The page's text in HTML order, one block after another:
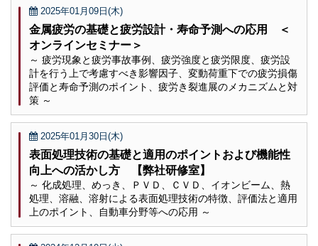
2025年01月09日(木)
金属疲労の基礎と疲労設計・寿命予測への応用 ＜
オンラインセミナー＞
～ 疲労現象と疲労事故事例、疲労強度と疲労限度、疲労設
計を行う上で考慮すべき影響因子、変動荷重下での疲労損傷
評価と寿命予測のポイント、疲労き裂進展のメカニズムと対
策 ～
2025年01月30日(木)
表面処理技術の基礎と適用のポイントおよび機能性
向上への活かし方 【弊社研修室】
～ 化成処理、めっき、ＰＶＤ、ＣＶＤ、イオンビーム、熱
処理、溶融、溶射による表面処理技術の特徴、評価法と適用
上のポイント、自動車分野等への応用 ～